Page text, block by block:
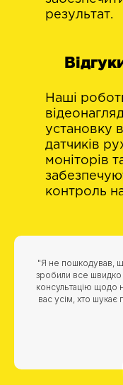
результат.
Наші
установку
датчиків
моніторів
контроль
"Я не пошкодував,
зробили все швидко
консультацію щодо
вас усім, хто шукає